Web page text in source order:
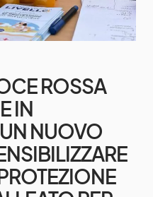
ROSSA
IN
NUOVO